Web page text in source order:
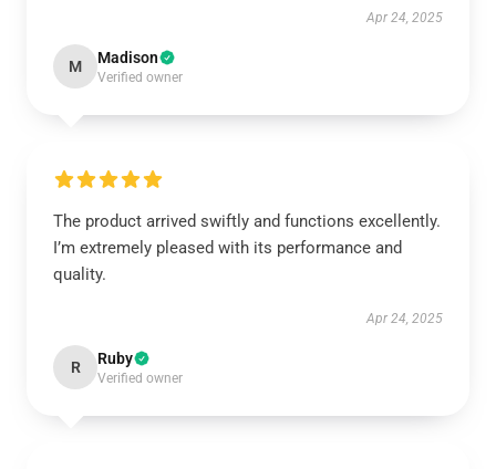
Apr 24, 2025
M Madison
Verified owner
The product arrived swiftly and functions excellently.
I’m extremely pleased with its performance and
quality.
Apr 24, 2025
R Ruby
Verified owner